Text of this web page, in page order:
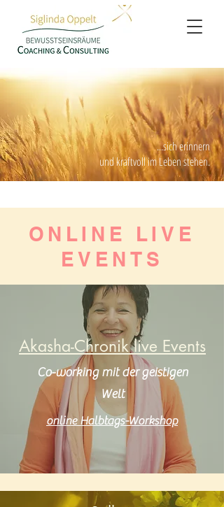
...sich erinnern
und kraftvoll im Leben stehen.
ONLINE LIVE
EVENTS
Akasha-Chronik live Events
Co-working mit der geistigen
Welt
online Halbtags-Workshop